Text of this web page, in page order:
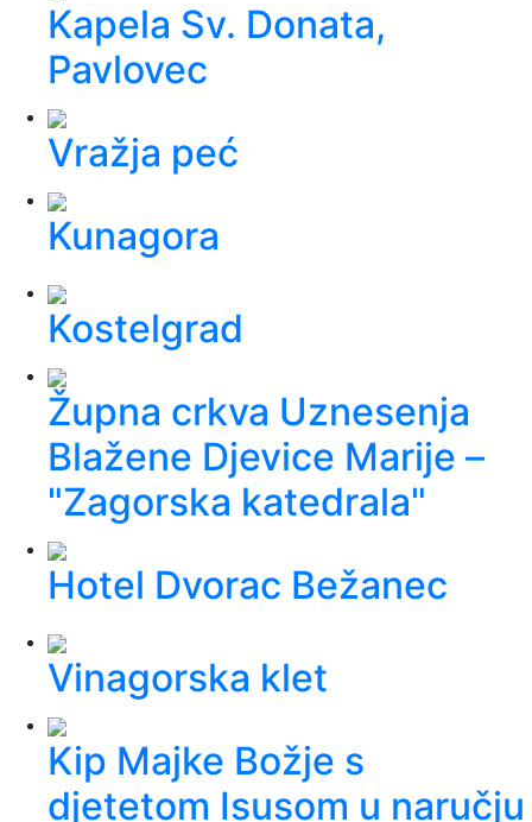
Kapela Sv. Donata,
Pavlovec
Vražja peć
Kunagora
Kostelgrad
Župna crkva Uznesenja
Blažene Djevice Marije –
"Zagorska katedrala"
Hotel Dvorac Bežanec
Vinagorska klet
Kip Majke Božje s
djetetom Isusom u naručju